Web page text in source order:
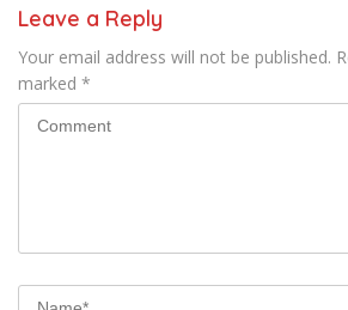
Leave a Reply
Your email address will not be published.
marked *